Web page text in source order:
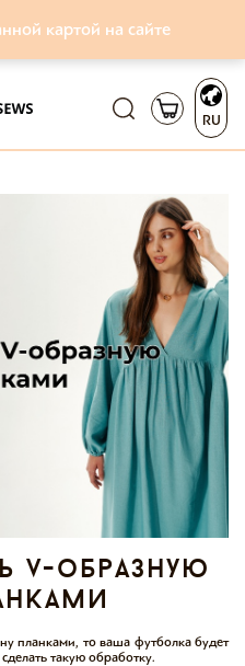
картой на сайте
RU
v-образную
планками, то ваша футболка будет
такую обработку.